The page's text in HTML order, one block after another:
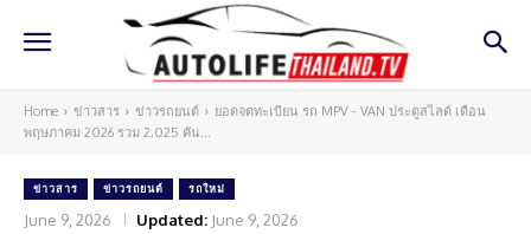
Home ข่าวสาร ข่าวรถยนต์
ยอดจดทะเบียน รถ MPV - VAN ประตูสไลด์ เดือน
พฤษภาคม 2026 รวม 2,025 คัน...
ข่าวสาร ข่าวรถยนต์ รถใหม่
June 9, 2026 Updated: June 9, 2026